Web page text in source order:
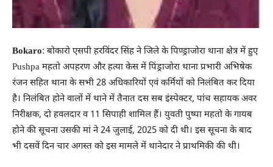
Bokaro: बोकारो एसपी हरविंदर सिंह ने जिले के पिण्ड्राजोरा थाना क्षेत्र में हुए
Pushpa महतो अपहरण और हत्या केस में पिंड्राजोरा थाना प्रभारी अभिषेक
रंजन सहित थाना के सभी 28 अधिकारियों एवं कर्मियों को निलंबित कर दिया
है। निलंबित होने वालों में थाने में तैनात दस सब इंस्पेक्टर, पांच सहायक अवर
निरीक्षक, दो हवलदार व 11 सिपाही शामिल हैं। युवती पुष्पा महतो के गायब
होने की सूचना उसकी मां ने 24 जुलाई, 2025 को दी थी। इस सूचना के बाद
भी दसवें दिन चार अगस्त को इस मामले में थानेदार ने प्राथमिकी की थी।